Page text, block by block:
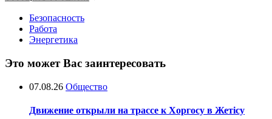
Безопасность
Работа
Энергетика
Это может Вас заинтересовать
07.08.26 Общество
Движение открыли на трассе к Хоргосу в Жетісу